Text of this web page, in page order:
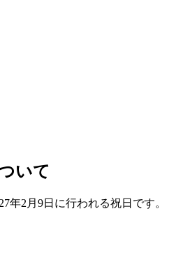
いて
年2月9日に行われる祝日です。